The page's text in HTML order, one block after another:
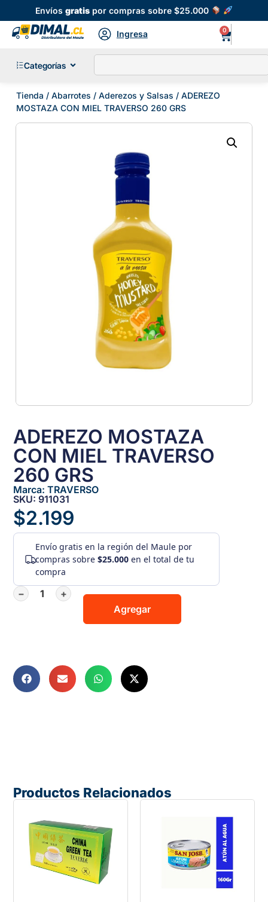
Envíosgratis por compras sobre $25.000
Ingresa 0
Categorías
Tienda / Abarrotes / Aderezos y Salsas / ADEREZO
MOSTAZA CON MIEL TRAVERSO 260 GRS
ADEREZO MOSTAZA
CON MIEL TRAVERSO
260 GRS
Marca:TRAVERSO
SKU: 911031
$2.199
Envío gratis en la región del Maule por
compras sobre$25.000 en el total de tu
compra
−
+
Agregar
Productos Relacionados